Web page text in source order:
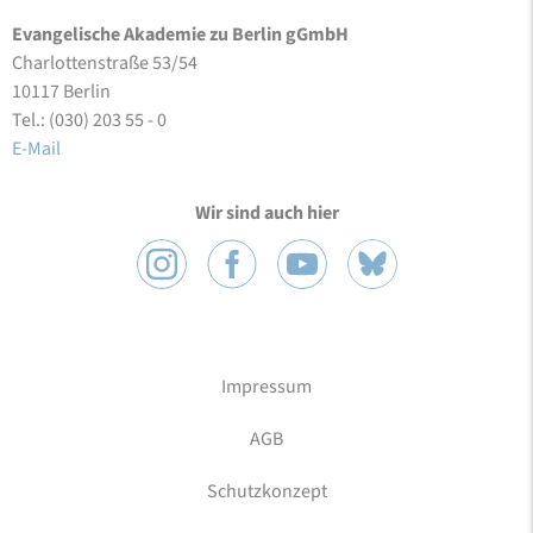
Evangelische Akademie zu Berlin gGmbH
Charlottenstraße 53/54
10117 Berlin
Tel.: (030) 203 55 - 0
E-Mail
Wir sind auch hier
Impressum
AGB
Schutzkonzept